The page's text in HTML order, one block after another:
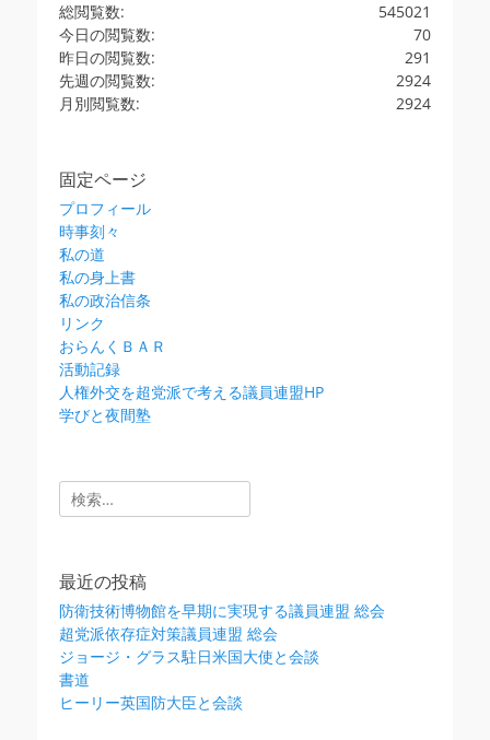
545021
総閲覧数:
70
今日の閲覧数:
291
昨日の閲覧数:
2924
先週の閲覧数:
2924
月別閲覧数:
固定ページ
プロフィール
時事刻々
私の道
私の身上書
私の政治信条
リンク
おらんくＢＡＲ
活動記録
人権外交を超党派で考える議員連盟HP
学びと夜間塾
検
索:
最近の投稿
防衛技術博物館を早期に実現する議員連盟 総会
超党派依存症対策議員連盟 総会
ジョージ・グラス駐日米国大使と会談
書道
ヒーリー英国防大臣と会談